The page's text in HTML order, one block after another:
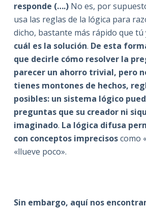
responde (….) No es, por
usa las reglas de la lógica para
dicho, bastante más rápido que tú
cuál es la solución. De esta
que decirle cómo resolver la
parecer un ahorro trivial, pero
tienes montones de hechos,
posibles: un sistema lógico
preguntas que su creador ni
imaginado. La lógica difusa
con conceptos imprecisoscomo
«llueve poco».
Sin embargo, aquí nos